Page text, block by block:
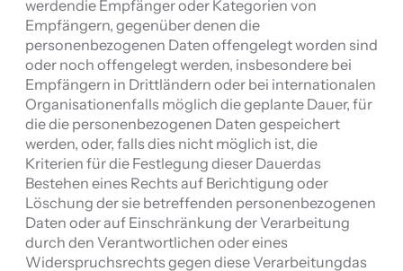
werdendie Empfänger oder Kategorien von
Empfängern, gegenüber denen die
personenbezogenen Daten offengelegt worden sind
oder noch offengelegt werden, insbesondere bei
Empfängern in Drittländern oder bei internationalen
Organisationenfalls möglich die geplante Dauer, für
die die personenbezogenen Daten gespeichert
werden, oder, falls dies nicht möglich ist, die
Kriterien für die Festlegung dieser Dauerdas
Bestehen eines Rechts auf Berichtigung oder
Löschung der sie betreffenden personenbezogenen
Daten oder auf Einschränkung der Verarbeitung
durch den Verantwortlichen oder eines
Widerspruchsrechts gegen diese Verarbeitungdas